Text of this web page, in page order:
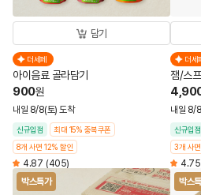
담기
더세페
아이음료 골라담기
900원
내일 8/8(토) 도착
신규입점
최대 15% 중복쿠폰
8개 사면 12% 할인
4.87 (405)
더세
잼/스
내일 8/
신규입점
3개 사
4.75
박스특가
박스